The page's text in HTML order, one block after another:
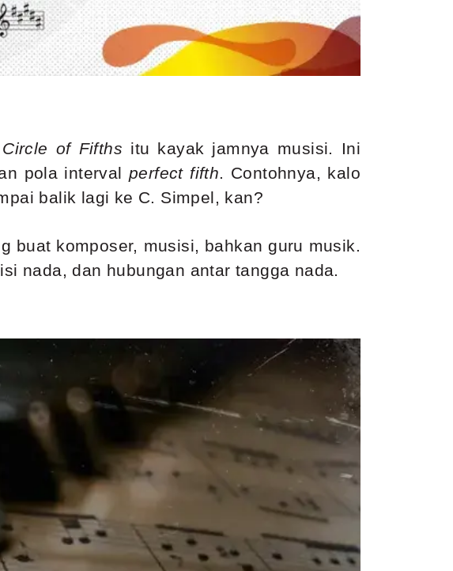
Circle of Fifths itu kayak jamnya musisi. Ini
pola intervalperfect fifth. Contohnya, kalo
balik lagi ke C. Simpel, kan?
buat komposer, musisi, bahkan guru musik.
nada, dan hubungan antar tangga nada.